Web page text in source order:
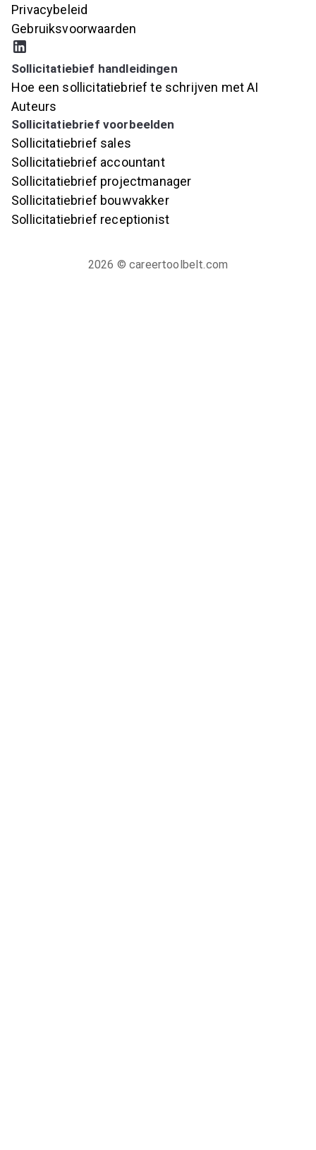
Privacybeleid
Gebruiksvoorwaarden
Sollicitatiebief handleidingen
Hoe een sollicitatiebrief te schrijven met AI
Auteurs
Sollicitatiebrief voorbeelden
Sollicitatiebrief sales
Sollicitatiebrief accountant
Sollicitatiebrief projectmanager
Sollicitatiebrief bouwvakker
Sollicitatiebrief receptionist
2026 © careertoolbelt.com